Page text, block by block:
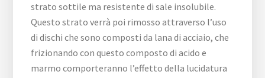
strato sottile ma resistente di sale insolubile.
Questo strato verrà poi rimosso attraverso l’uso
di dischi che sono composti da lana di acciaio, che
frizionando con questo composto di acido e
marmo comporteranno l’effetto della lucidatura